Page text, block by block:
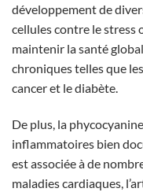
développement de
cellules contre le stress
maintenir la santé
chroniques telles que
cancer et le diabète.
De plus, la
inflammatoires bien
est associée à de
maladies cardiaques,